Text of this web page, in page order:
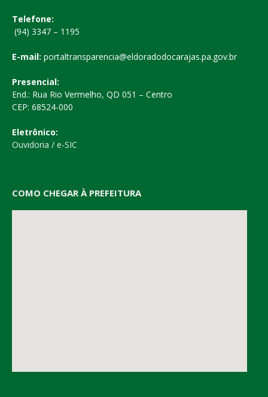
Telefone:
(94) 3347 – 1195
E-mail: portaltransparencia@eldoradodocarajas.pa.gov.br
Presencial:
End.: Rua Rio Vermelho, QD 051 – Centro
CEP: 68524-000
Eletrônico:
Ouvidoria / e-SIC
COMO CHEGAR À PREFEITURA